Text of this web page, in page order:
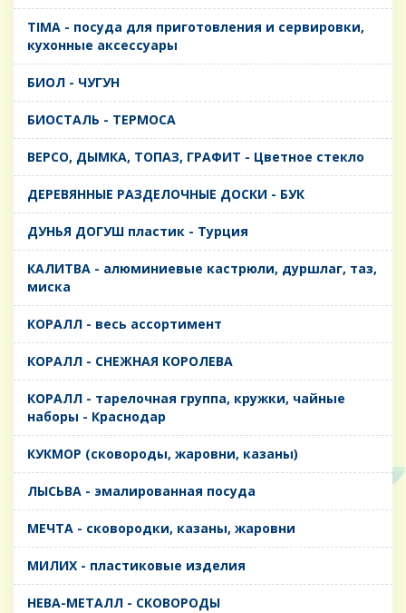
TIMA - посуда для приготовления и сервировки,
кухонные аксессуары
БИОЛ - ЧУГУН
БИОСТАЛЬ - ТЕРМОСА
ВЕРСО, ДЫМКА, ТОПАЗ, ГРАФИТ - Цветное стекло
ДЕРЕВЯННЫЕ РАЗДЕЛОЧНЫЕ ДОСКИ - БУК
ДУНЬЯ ДОГУШ пластик - Турция
КАЛИТВА - алюминиевые кастрюли, дуршлаг, таз,
миска
КОРАЛЛ - весь ассортимент
КОРАЛЛ - СНЕЖНАЯ КОРОЛЕВА
КОРАЛЛ - тарелочная группа, кружки, чайные
наборы - Краснодар
КУКМОР (сковороды, жаровни, казаны)
ЛЫСЬВА - эмалированная посуда
МЕЧТА - сковородки, казаны, жаровни
МИЛИХ - пластиковые изделия
НЕВА-МЕТАЛЛ - СКОВОРОДЫ